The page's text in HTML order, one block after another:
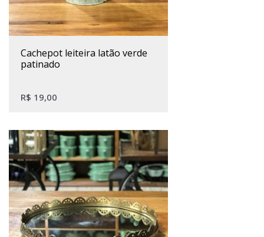
cachepot leiteira latão verde
patinado
R$ 19,00